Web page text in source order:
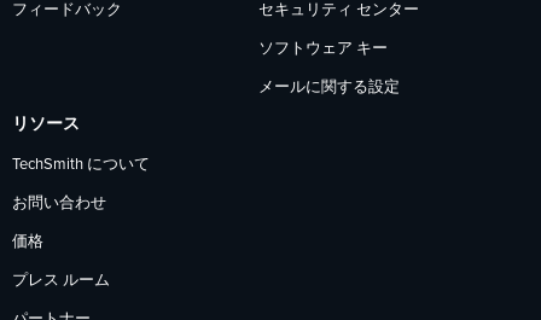
フィードバック セキュリティ センター
ソフトウェア キー
メールに関する設定
リソース
TechSmith について
お問い合わせ
価格
プレス ルーム